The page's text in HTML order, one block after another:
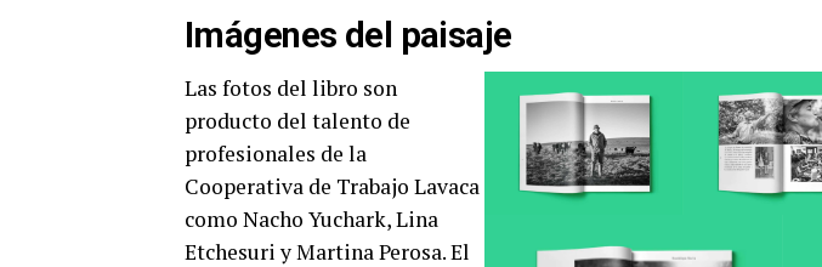
Imágenes del paisaje
Las fotos del libro son
producto del talento de
profesionales de la
Cooperativa de Trabajo Lavaca
como Nacho Yuchark, Lina
Etchesuri y Martina Perosa. El